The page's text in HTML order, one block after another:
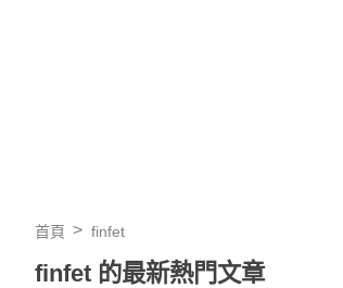
首頁 finfet
finfet 的最新熱門文章